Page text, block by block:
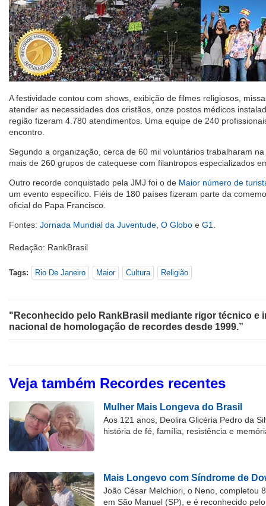
A festividade contou com shows, exibição de filmes religiosos,
atender as necessidades dos cristãos, onze postos médicos
região fizeram 4.780 atendimentos. Uma equipe de 240
encontro.
Segundo a organização, cerca de 60 mil voluntários trabalharam
mais de 260 grupos de catequese com filantropos especializados
Outro recorde conquistado pela JMJ foi o de Maior número de
um evento específico. Fiéis de 180 países fizeram parte da
oficial do Papa Francisco.
Fontes: Jornada Mundial da Juventude O Globo e G1
Redação: RankBrasil
Tags: Rio De Janeiro Maior Cultura Religião
"Reconhecido pelo RankBrasil mediante rigor técnico e
nacional de homologação de recordes desde 1999.”
Veja também Recordes recentes
Mulher Mais Longeva do Brasil
Aos 121 anos, Deolira Glicéria Pedro da
história de fé, família, resistência e
Mais Longevo com Síndrome de
João César Melchiori, o Neno, completou
em São Manuel (SP), e é reconhecido